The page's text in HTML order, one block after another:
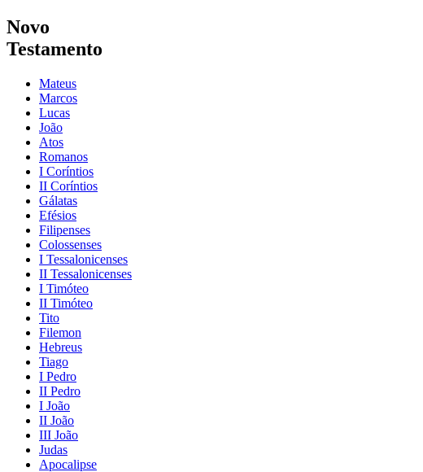
Novo
Testamento
Mateus
Marcos
Lucas
João
Atos
Romanos
I Coríntios
II Coríntios
Gálatas
Efésios
Filipenses
Colossenses
I Tessalonicenses
II Tessalonicenses
I Timóteo
II Timóteo
Tito
Filemon
Hebreus
Tiago
I Pedro
II Pedro
I João
II João
III João
Judas
Apocalipse